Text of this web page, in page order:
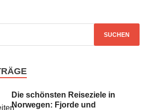
Die schönsten Reiseziele in
Norwegen: Fjorde und